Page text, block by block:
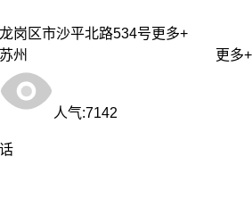
岗区市沙平北路534号更多+
州 更多+
人气:7142